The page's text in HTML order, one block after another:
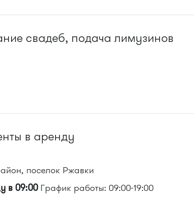
свадеб, подача лимузинов
в аренду
поселок Ржавки
в 09:00График работы: 09:00-19:00